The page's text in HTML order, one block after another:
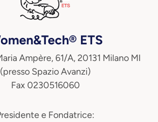
ETS
Ampère, 61/A, 20131 Milano MI
(presso Spazio Avanzi)
Fax 0230516060
e Fondatrice: